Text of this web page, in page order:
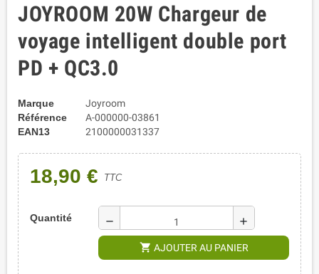
JOYROOM 20W Chargeur de
voyage intelligent double port
PD + QC3.0
Marque
Joyroom
Référence
A-000000-03861
EAN13
2100000031337
18,90 € TTC
Quantité remove add
shopping_cart AJOUTER AU PANIER